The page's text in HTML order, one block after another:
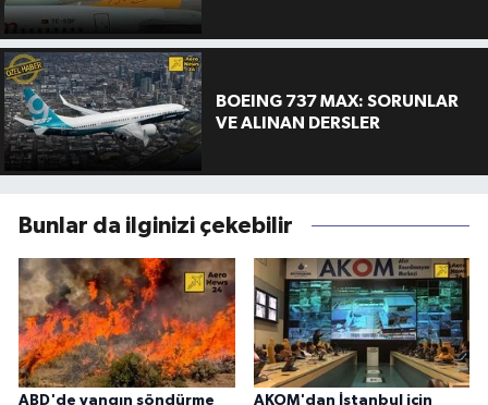
BOEING 737 MAX: SORUNLAR
VE ALINAN DERSLER
Bunlar da ilginizi çekebilir
ABD'de yangın söndürme AKOM'dan İstanbul için